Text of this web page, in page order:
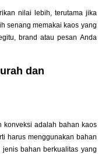
nilai lebih, terutama jika
senang memakai kaos yang
brand atau pesan Anda
dan
konveksi adalah bahan kaos
harus menggunakan bahan
bahan berkualitas yang